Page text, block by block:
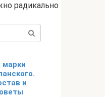
радикально
марки
и